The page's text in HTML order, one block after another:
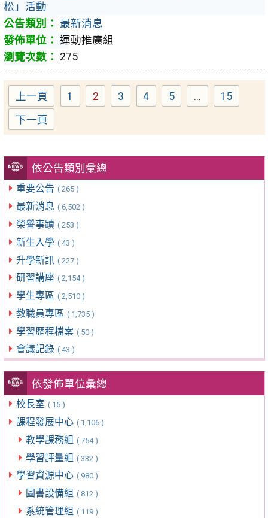
依公告類別彙總
重要公告 ( 265 )
最新消息 ( 6,502 )
榮譽事蹟 ( 253 )
新生入學 ( 43 )
升學新訊 ( 227 )
研習講座 ( 2,154 )
學生專區 ( 2,510 )
教職員專區 ( 1,735 )
學習歷程檔案 ( 50 )
會議記錄 ( 43 )
依發佈單位彙總
校長室 ( 15 )
課程發展中心 ( 1,106 )
教學課務組 ( 754 )
學習評量組 ( 332 )
學習資源中心 ( 980 )
圖書設備組 ( 812 )
系統管理組 ( 119 )
松」活動
最新消息
運動推廣組
275
上一頁 Page
1 Page
2 Page
3 Page
4 Page
5 ... Page
15
下一頁